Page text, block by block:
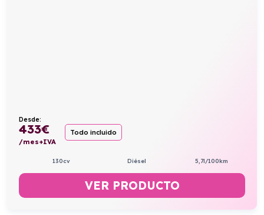
Desde:
433€
/mes+IVA
Todo incluido
130cv Diésel 5,7l/100km
VER PRODUCTO